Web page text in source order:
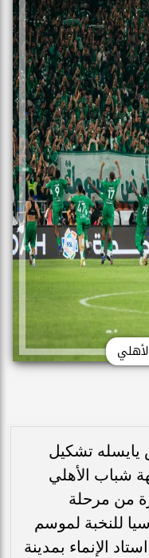
يايسله تشكيل
شباب الأهلي
من مرحلة
للنخبة لموسم
استاد الإنماء بمدينة